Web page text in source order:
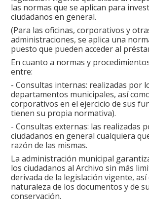
las normas que se aplican para
ciudadanos en general.
(Para las oficinas, corporativos y
administraciones, se aplica una
puesto que pueden acceder al
En cuanto a normas y
entre:
- Consultas internas: realizadas por
departamentos municipales, así
corporativos en el ejercicio de sus
tienen su propia normativa).
- Consultas externas: las realizadas
ciudadanos en general cualquiera
razón de las mismas.
La administración municipal
los ciudadanos al Archivo sin más
derivada de la legislación vigente, así
naturaleza de los documentos y de
conservación.